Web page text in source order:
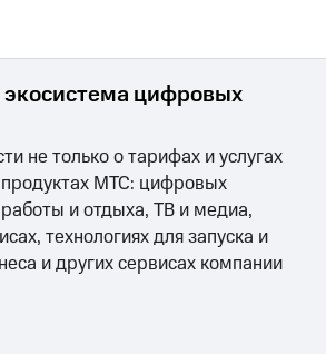
цифровых
не только о тарифах и услугах
МТС: цифровых
и отдыха, ТВ и медиа,
технологиях для запуска и
и других сервисах компании